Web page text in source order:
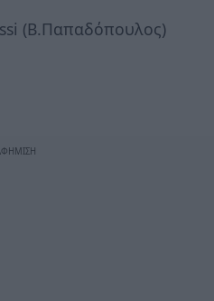
(Β.Παπαδόπουλος)